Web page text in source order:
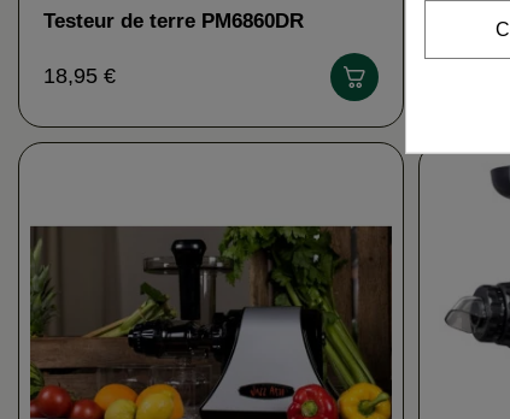
Testeur de terre PM6860DR
18,95 €
Detox